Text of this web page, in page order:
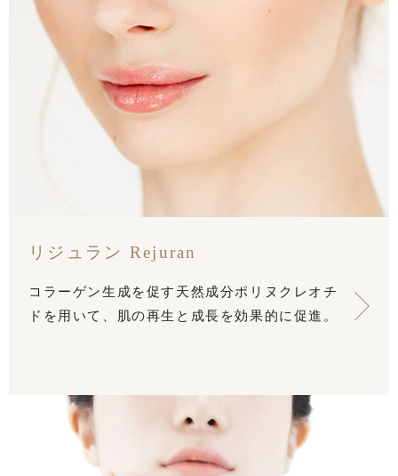
リジュラン Rejuran
コラーゲン生成を促す天然成分ポリヌクレオチ
ドを用いて、肌の再生と成長を効果的に促進。